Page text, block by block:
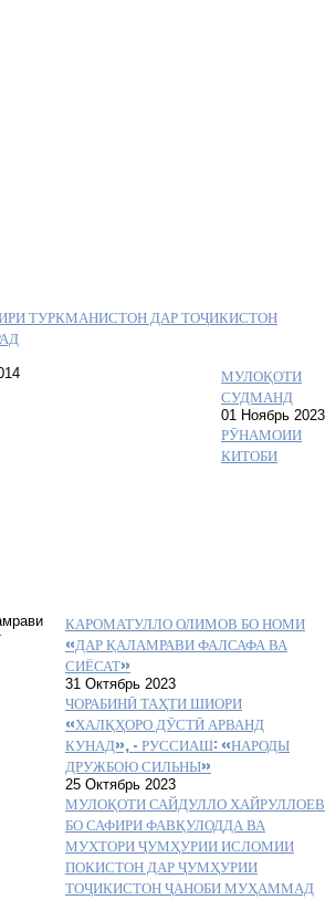
ТУРКМАНИСТОН ДАР ТОҶИКИСТОН
МУЛОҚОТИ
СУДМАНД
01 Ноябрь 2023
РӮНАМОИИ
КИТОБИ
КАРОМАТУЛЛО ОЛИМОВ БО НОМИ
«ДАР ҚАЛАМРАВИ ФАЛСАФА ВА
СИЁСАТ»
31 Октябрь 2023
ЧОРАБИНӢ ТАҲТИ ШИОРИ
«ХАЛҚҲОРО ДӮСТӢ АРВАНД
КУНАД», – РУССИАШ: «НАРОДЫ
ДРУЖБОЮ СИЛЬНЫ»
25 Октябрь 2023
МУЛОҚОТИ САЙДУЛЛО ХАЙРУЛЛОЕВ
БО САФИРИ ФАВҚУЛОДДА ВА
МУХТОРИ ҶУМҲУРИИ ИСЛОМИИ
ПОКИСТОН ДАР ҶУМҲУРИИ
ТОҶИКИСТОН ҶАНОБИ МУҲАММАД